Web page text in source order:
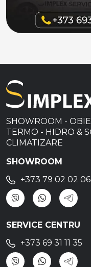
SHOWROOM -
TERMO - HIDRO &
CLIMATIZARE
SHOWROOM
+373 79 02 02 06
SERVICE CENTRU
+373 69 31 11 35